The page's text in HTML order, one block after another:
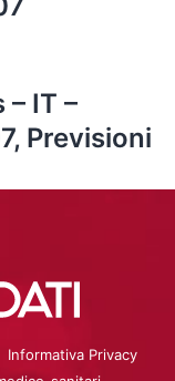
IT –
Previsioni
Informativa Privacy